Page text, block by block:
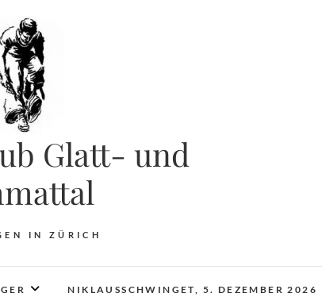
Glatt- und
IN ZÜRICH
NIKLAUSSCHWINGET, 5. DEZEMBER 2026